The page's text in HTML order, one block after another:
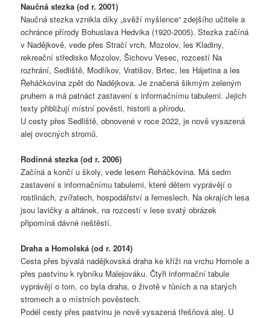
Naučná stezka (od r. 2001)
Naučná stezka vznikla díky „svěží myšlence“ zdejšího učitele a
ochránce přírody Bohuslava Hedvika (1920-2005). Stezka začíná
v Nadějkově, vede přes Stračí vrch, Mozolov, les Kladiny,
rekreační středisko Mozolov, Šichovu Vesec, rozcestí Na
rozhrání, Sedliště, Modlíkov, Vratišov, Brtec, les Hájetina a les
Řeháčkovina zpět do Nadějkova. Je značená šikmým zeleným
pruhem a má patnáct zastavení s informačnímu tabulemi. Jejich
texty přibližují místní pověsti, historii a přírodu.
U cesty přes Sedliště, obnovené v roce 2022, je nově vysazená
alej ovocných stromů.
Rodinná stezka (od r. 2006)
Začíná a končí u školy, vede lesem Řeháčkovina. Má sedm
zastavení s informačnímu tabulemi, které dětem vyprávějí o
rostlinách, zvířatech, hospodářství a řemeslech. Na okrajích lesa
jsou lavičky a altánek, na rozcestí v lese svatý obrázek
připomíná dávné neštěstí.
Draha a Homolská (od r. 2014)
Cesta přes bývalá nadějkovská draha ke kříži na vrchu Homole a
přes pastvinu k rybníku Malejováku. Čtyři informační tabule
vyprávějí o tom, co byla draha, o životě v tůních a na starých
stromech a o místních pověstech.
Podél cesty přes pastvinu je nově vysazená třešňová alej. U